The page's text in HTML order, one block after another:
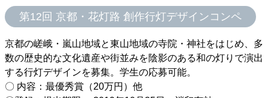
第12回 京都・花灯路 創作行灯デザインコンペ
京都の嵯峨・嵐山地域と東山地域の寺院・神社をはじめ、多
数の歴史的な文化遺産や街並みを陰影のある和の灯りで演出
する行灯デザインを募集。学生の応募可能。
〇 内容：最優秀賞（20万円）他